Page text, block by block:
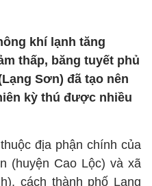
khí lạnh tăng
thấp, băng tuyết phủ
Sơn) đã tạo nên
kỳ thú được nhiều
địa phận chính của
(huyện Cao Lộc) và xã
cách thành phố Lạng